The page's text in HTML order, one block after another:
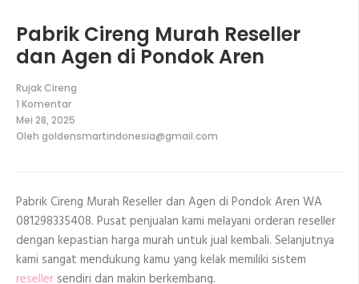
Pabrik Cireng Murah Reseller
dan Agen di Pondok Aren
Rujak Cireng
1 Komentar
pada
Pabrik
Cireng
di
Aren
Mei 28, 2025
Oleh goldensmartindonesia@gmail.com
Pabrik Cireng Murah Reseller dan Agen di Pondok Aren WA
081298335408. Pusat penjualan kami melayani orderan reseller
dengan kepastian harga murah untuk jual kembali. Selanjutnya
kami sangat mendukung kamu yang kelak memiliki sistem
reseller sendiri dan makin berkembang.